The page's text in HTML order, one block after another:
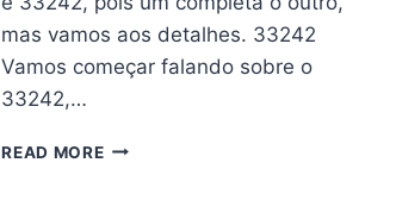
mas vamos aos detalhes. 33242
Vamos começar falando sobre o
33242,…
READ MOREFOTOGRAVADO